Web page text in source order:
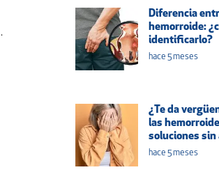
Diferencia
hemorroide:
identificarlo?
hace 5 meses
¿Te da
las
soluciones sin
hace 5 meses